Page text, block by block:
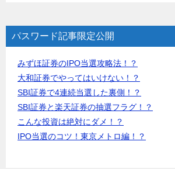
パスワード記事限定公開
みずほ証券のIPO当選攻略法！？
大和証券でやってはいけない！？
SBI証券で4連続当選した裏側！？
SBI証券と楽天証券の抽選フラグ！？
こんな投資は絶対にダメ！？
IPO当選のコツ！東京メトロ編！？